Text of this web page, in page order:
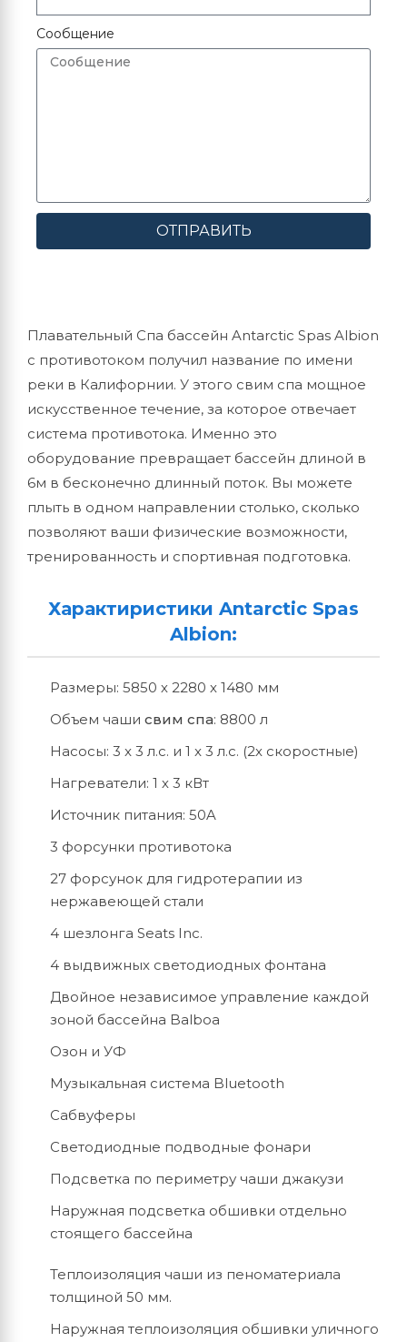
Сообщение
ОТПРАВИТЬ
Плавательный Спа бассейн Antarctic Spas Albion
с противотоком получил название по имени
реки в Калифорнии. У этого свим спа мощное
искусственное течение, за которое отвечает
система противотока. Именно это
оборудование превращает бассейн длиной в
6м в бесконечно длинный поток. Вы можете
плыть в одном направлении столько, сколько
позволяют ваши физические возможности,
тренированность и спортивная подготовка.
Характиристики Antarctic Spas
Albion:
Размеры: 5850 х 2280 х 1480 мм
Объем чаши свим спа: 8800 л
Насосы: 3 x 3 л.с. и 1 x 3 л.с. (2х скоростные)
Нагреватели: 1 х 3 кВт
Источник питания: 50A
3 форсунки противотока
27 форсунок для гидротерапии из
нержавеющей стали
4 шезлонга Seats Inc.
4 выдвижных светодиодных фонтана
Двойное независимое управление каждой
зоной бассейна Balboa
Озон и УФ
Музыкальная система Bluetooth
Сабвуферы
Светодиодные подводные фонари
Подсветка по периметру чаши джакузи
Наружная подсветка обшивки отдельно
стоящего бассейна
Теплоизоляция чаши из пеноматериала
толщиной 50 мм.
Наружная теплоизоляция обшивки уличного